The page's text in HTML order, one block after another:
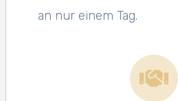
an nur einem Tag.